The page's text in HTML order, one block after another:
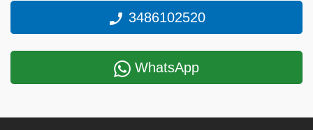
3486102520
WhatsApp